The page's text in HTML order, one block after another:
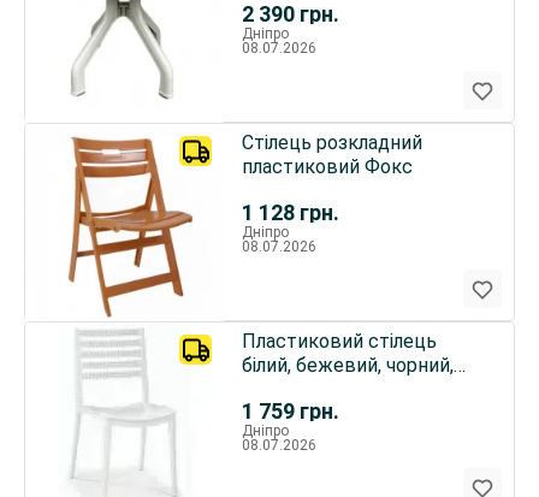
2 390 грн.
Дніпро
08.07.2026
1 128 грн.
Стілець розкладний
пластиковий Фокс
Дніпро
08.07.2026
1 759 грн.
Пластиковий стілець
білий, бежевий, чорний,
Дніпро
08.07.2026